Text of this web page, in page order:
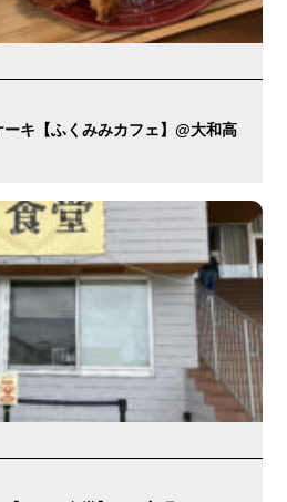
キ【ふくみみカフェ】@大和高